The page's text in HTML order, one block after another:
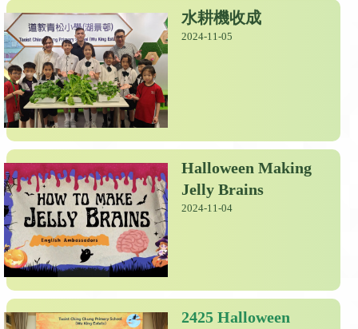
水耕機收成
2024-11-05
Halloween Making
Jelly Brains
2024-11-04
2425 Halloween